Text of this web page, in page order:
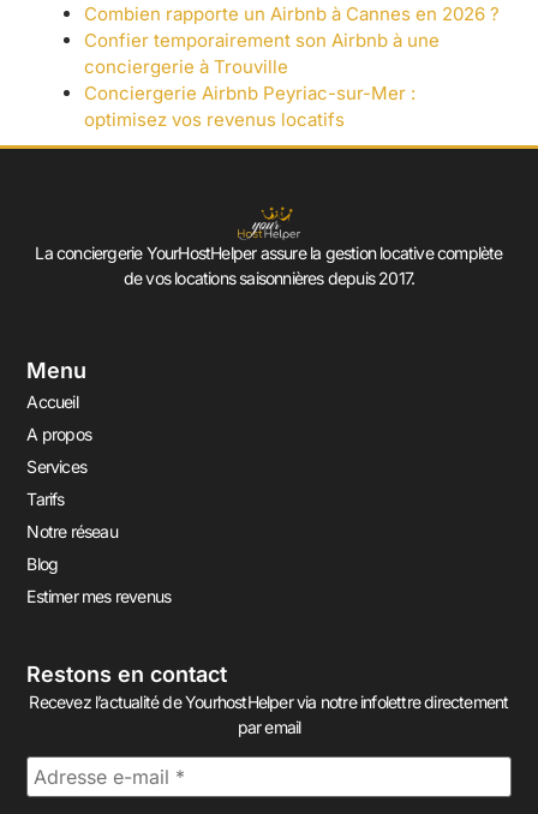
Combien rapporte un Airbnb à Cannes en 2026 ?
Confier temporairement son Airbnb à une
conciergerie à Trouville
Conciergerie Airbnb Peyriac-sur-Mer :
optimisez vos revenus locatifs
La conciergerie YourHostHelper assure la gestion locative complète
de vos locations saisonnières depuis 2017.
Menu
Accueil
A propos
Services
Tarifs
Notre réseau
Blog
Estimer mes revenus
Restons en contact
Recevez l’actualité de YourhostHelper via notre infolettre directement
par email